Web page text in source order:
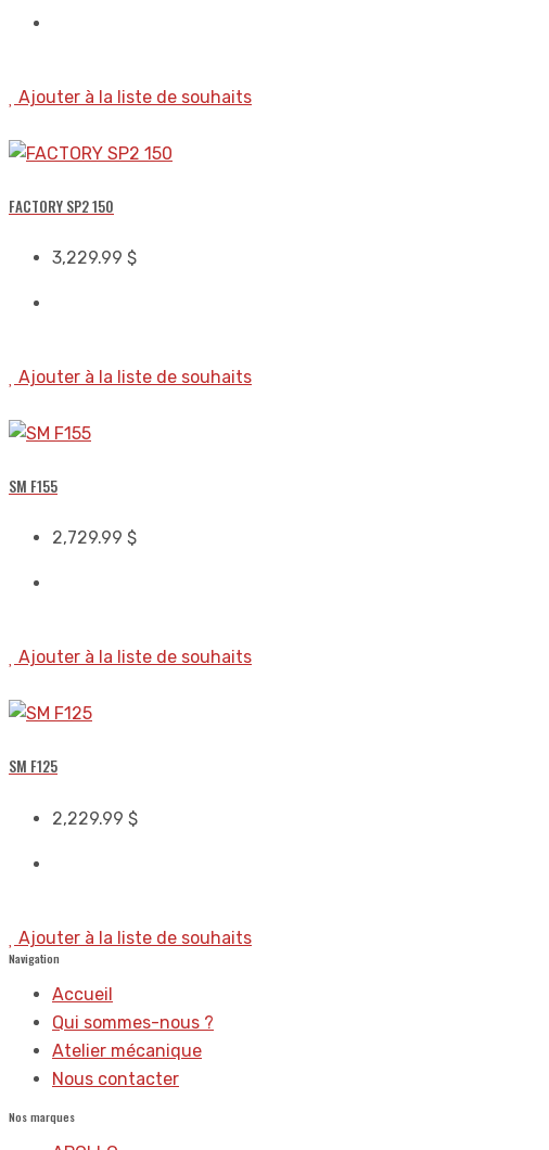
Ajouter à la liste de souhaits
FACTORY SP2 150
3,229.99 $
Ajouter à la liste de souhaits
SM F155
2,729.99 $
Ajouter à la liste de souhaits
SM F125
2,229.99 $
Ajouter à la liste de souhaits
Navigation
Accueil
Qui sommes-nous ?
Atelier mécanique
Nous contacter
Nos marques